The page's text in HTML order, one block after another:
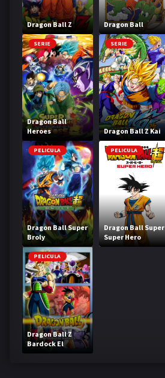
Dragon Ball Z Dragon Ball
SERIE
Dragon Ball
Heroes
SERIE
Dragon Ball Z Kai
PELICULA
Dragon Ball Super
Broly
PELICULA
Dragon Ball Super
Super Hero
PELICULA
Dragon Ball Z
Bardock El
legendario Super